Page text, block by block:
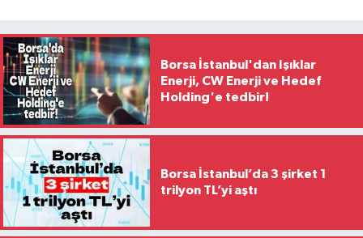
Borsa İstanbul'dan Işıklar
Enerji, CW Enerji ve Hedef
Holding'e tedbir!
Borsa İstanbul’da 3 şirket 1
trilyon TL’yi aştı